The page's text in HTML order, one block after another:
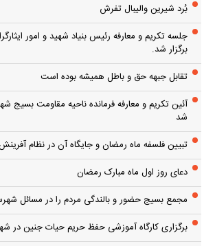
بُرد شیرین والیبال تفرش
جلسه تکریم و معارفه رئیس بنیاد شهید و امور
برگزار شد.
تقابل جبهه حق و باطل همیشه بوده است
آئین تکریم و معارفه فرمانده ناحیه مقاومت بسیج
شد
تبیین فلسفه ماه رمضان و جایگاه آن در نظام
دعای روز اول ماه مبارک رمضان
مجمع بسیج حضور و بالندگی مردم را در مسائل
برگزاری کارگاه آموزشی حفظ حریم حیات جنین در